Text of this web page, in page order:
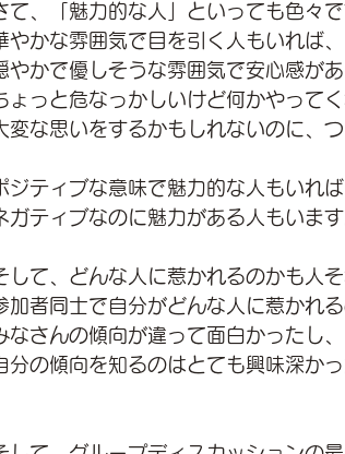
て、「魅力的な人」といっても色々で
やかな雰囲気で目を引く人もいれば、
やかで優しそうな雰囲気で安心感があ
ょっと危なっかしいけど何かやって
変な思いをするかもしれないのに、
ジティブな意味で魅力的な人もいれば
ガティブなのに魅力がある人もいます
して、どんな人に惹かれるのかも人そ
加者同士で自分がどんな人に惹かれ
なさんの傾向が違って面白かったし、
分の傾向を知るのはとても興味深かっ